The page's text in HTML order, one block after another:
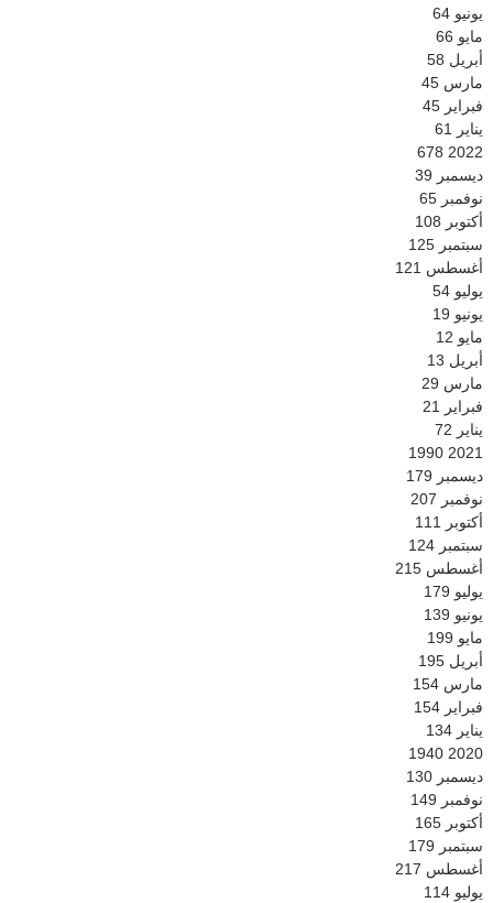
يونيو 64
مايو 66
أبريل 58
مارس 45
فبراير 45
يناير
61
2022
678
ديسمبر 39
نوفمبر 65
أكتوبر 108
سبتمبر 125
أغسطس 121
يوليو 54
يونيو 19
مايو 12
أبريل 13
مارس 29
فبراير
21
يناير 72
2021
1990
ديسمبر 179
نوفمبر 207
أكتوبر
111
سبتمبر 124
أغسطس 215
يوليو 179
يونيو 139
مايو 199
أبريل 195
مارس 154
فبراير 154
يناير 134
2020
1940
ديسمبر 130
نوفمبر 149
أكتوبر 165
سبتمبر 179
أغسطس 217
يوليو 114